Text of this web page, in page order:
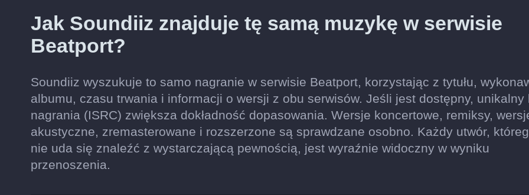
Jak Soundiiz znajduje tę samą muzykę w serwisie
Beatport?
Soundiiz wyszukuje to samo nagranie w serwisie Beatport, korzystając z tytułu,
albumu, czasu trwania i informacji o wersji z obu serwisów. Jeśli jest dostępny, unikalny
nagrania (ISRC) zwiększa dokładność dopasowania. Wersje koncertowe, remiksy,
akustyczne, zremasterowane i rozszerzone są sprawdzane osobno. Każdy utwór,
nie uda się znaleźć z wystarczającą pewnością, jest wyraźnie widoczny w wyniku
przenoszenia.